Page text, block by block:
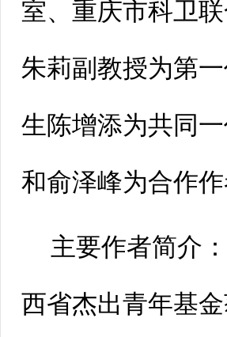
室、重庆市科卫
朱莉副教授为第
生陈增添为共同
和俞泽峰为合作作
主要作者简介
西省杰出青年基